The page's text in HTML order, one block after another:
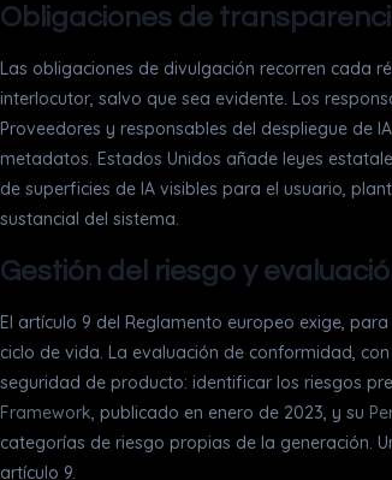
Obligaciones de
Las obligaciones de divulgación recorren cada
interlocutor, salvo que sea evidente. Los
Proveedores y responsables del despliegue de
metadatos. Estados Unidos añade leyes
de superficies de IA visibles para el usuario,
sustancial del sistema.
Gestión del riesgo y
El artículo 9 del Reglamento europeo exige,
ciclo de vida. La evaluación de conformidad,
seguridad de producto: identificar los riesgos
Framework, publicado en enero de 2023, y su
categorías de riesgo propias de la generación.
artículo 9.